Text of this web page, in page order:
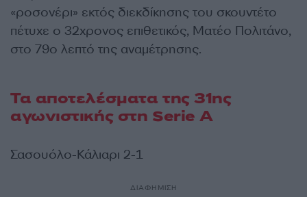
«ροσονέρι» εκτός διεκδίκησης του σκουντέτο
πέτυχε ο 32χρονος επιθετικός, Ματέο Πολιτάνο,
στο 79ο λεπτό της αναμέτρησης.
Τα αποτελέσματα της 31ης
αγωνιστικής στη Serie A
Σασουόλο-Κάλιαρι 2-1
ΔΙΑΦΗΜΙΣΗ